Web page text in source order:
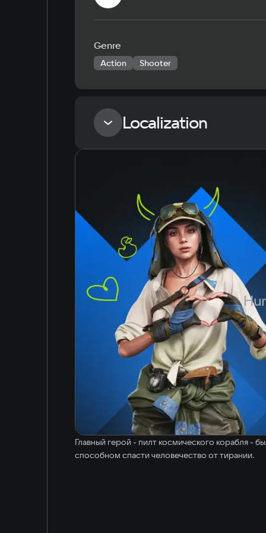
Genre
Action Shooter
Localization
English
Simplified Chinese
Arabic
Korean
Japanese
Главный герой - пилт космического корабля -
способном спасти человечество от тирании.